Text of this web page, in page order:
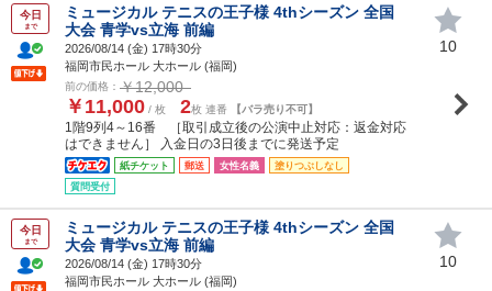
今日
まで
ミュージカル テニスの王子様 4thシーズン 全国
大会 青学vs立海 前編
2026/08/14 (金) 17時30分
福岡市民ホール 大ホール (福岡)
前の価格： ￥12,000
￥11,000 / 枚 2枚 連番 【バラ売り不可】
1階9列4～16番 ［取引成立後の公演中止対応：返金対応
はできません］ 入金日の3日後までに発送予定
紙チケット 郵送 女性名義
塗りつぶしなし
質問受付
10
今日
まで
ミュージカル テニスの王子様 4thシーズン 全国
大会 青学vs立海 前編
2026/08/14 (金) 17時30分
福岡市民ホール 大ホール (福岡)
10